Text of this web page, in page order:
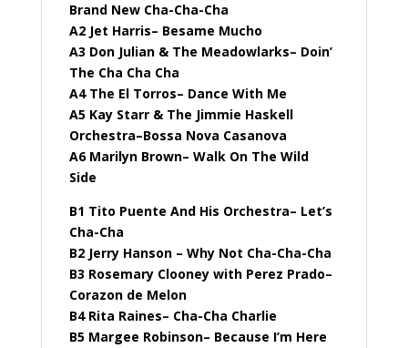
Brand New Cha-Cha-Cha
A2 Jet Harris– Besame Mucho
A3 Don Julian & The Meadowlarks– Doin’
The Cha Cha Cha
A4 The El Torros– Dance With Me
A5 Kay Starr & The Jimmie Haskell
Orchestra–Bossa Nova Casanova
A6 Marilyn Brown– Walk On The Wild
Side
B1 Tito Puente And His Orchestra– Let’s
Cha-Cha
B2 Jerry Hanson – Why Not Cha-Cha-Cha
B3 Rosemary Clooney with Perez Prado–
Corazon de Melon
B4 Rita Raines– Cha-Cha Charlie
B5 Margee Robinson– Because I’m Here